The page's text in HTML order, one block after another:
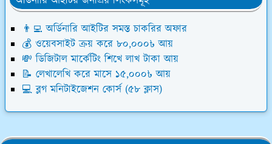
👨‍💻 অর্ডিনারি আইটির সমস্ত চাকরির অফার
💰 ওয়েবসাইট ক্রয় করে ৮০,০০০৳ আয়
💸 ডিজিটাল মার্কেটিং শিখে লাখ টাকা আয়
📝 লেখালেখি করে মাসে ১৫,০০০৳ আয়
💻 ব্লগ মনিটাইজেশন কোর্স (৫৮ ক্লাস)